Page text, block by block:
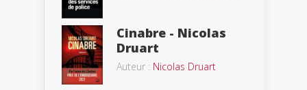
Cinabre - Nicolas
Druart
Auteur : Nicolas Druart